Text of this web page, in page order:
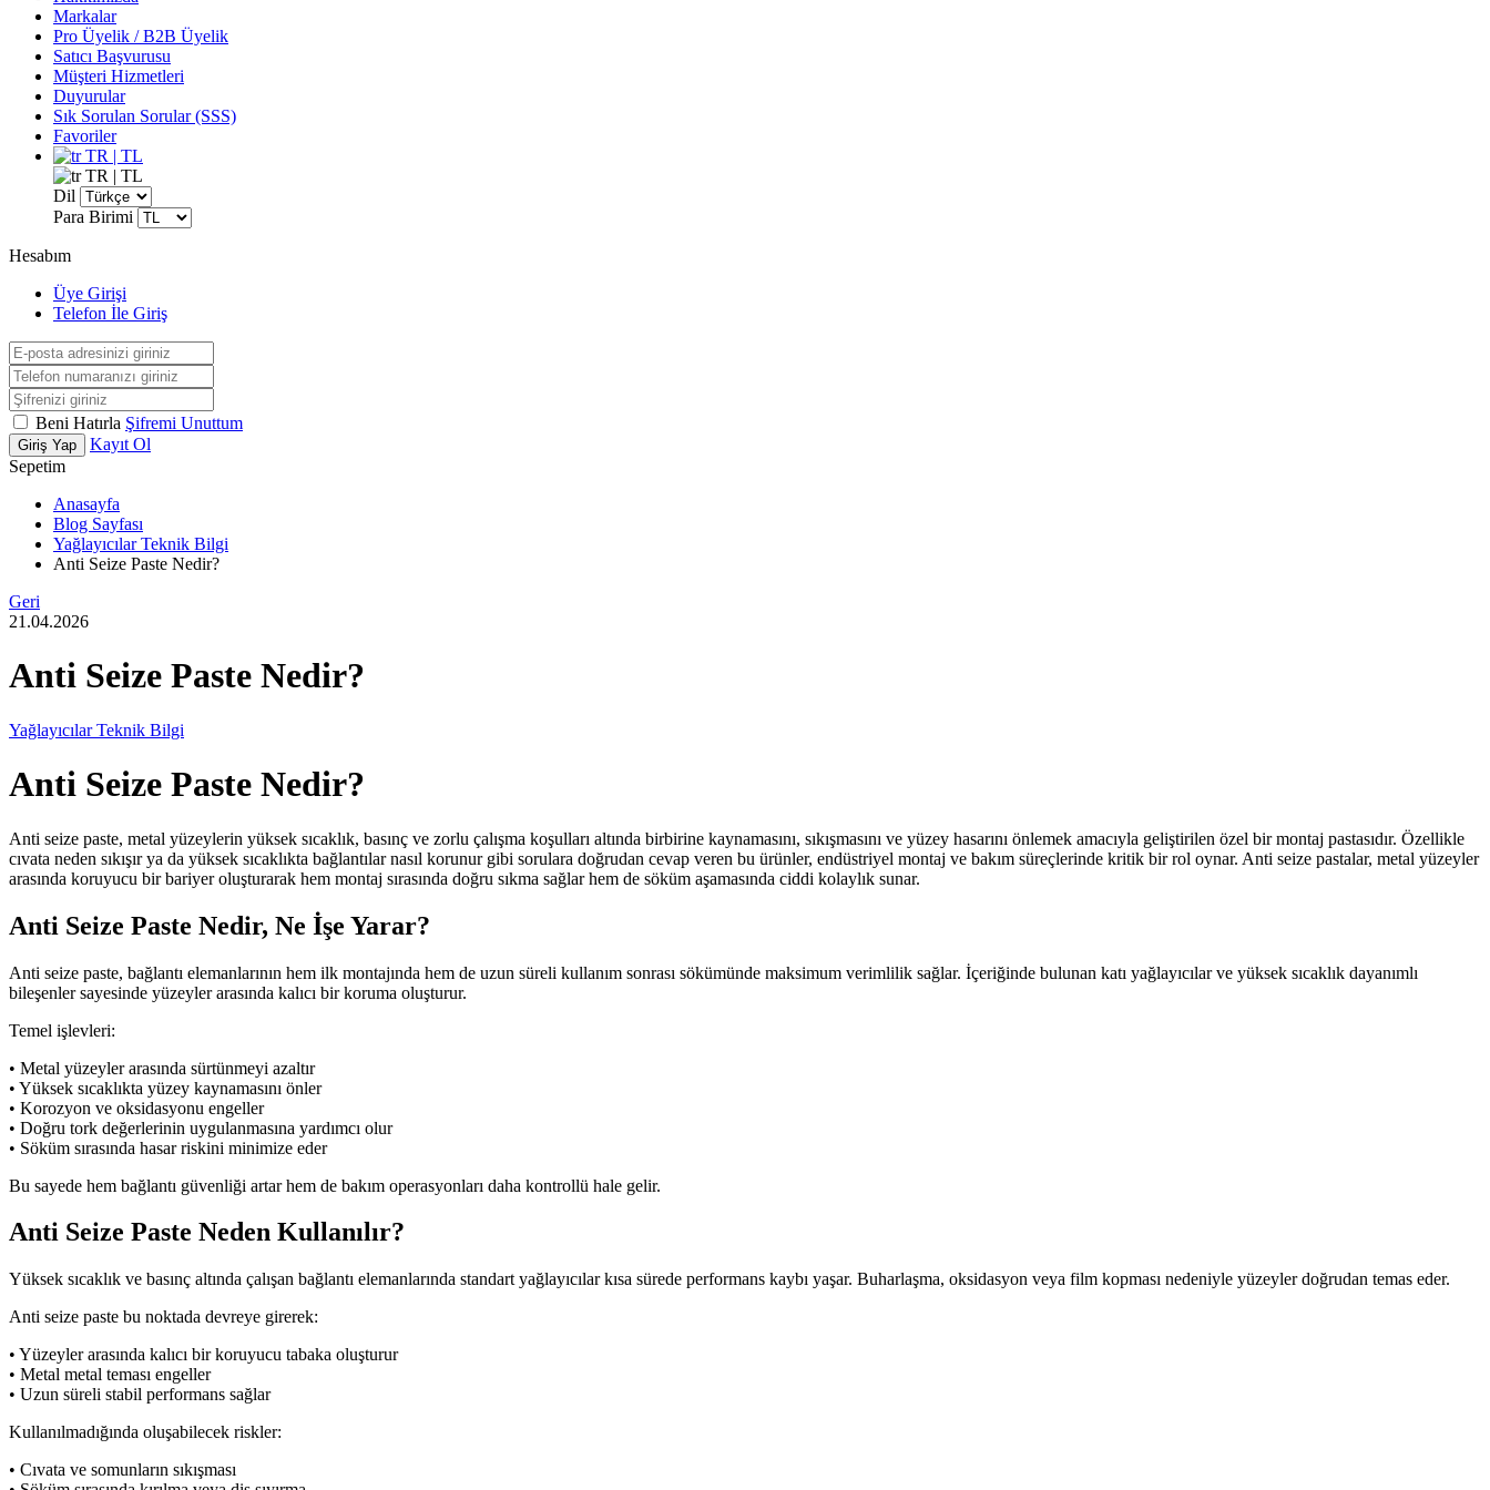
Markalar
Pro Üyelik / B2B Üyelik
Satıcı Başvurusu
Müşteri Hizmetleri
Duyurular
Sık Sorulan Sorular (SSS)
Favoriler
TR | TL
TR | TL
Dil
Para Birimi
Hesabım
Üye Girişi
Telefon İle Giriş
Beni Hatırla Şifremi Unuttum
Giriş Yap
Kayıt Ol
Sepetim
Anasayfa
Blog Sayfası
Yağlayıcılar Teknik Bilgi
Anti Seize Paste Nedir?
Geri
21.04.2026
Anti Seize Paste Nedir?
Yağlayıcılar Teknik Bilgi
Anti Seize Paste Nedir?
Anti seize paste, metal yüzeylerin yüksek sıcaklık, basınç ve zorlu çalışma koşulları altında birbirine kaynamasını, sıkışmasını ve yüzey hasarını önlemek amacıyla geliştirilen özel bir montaj pastasıdır. Özellikle
cıvata neden sıkışır ya da yüksek sıcaklıkta bağlantılar nasıl korunur gibi sorulara doğrudan cevap veren bu ürünler, endüstriyel montaj ve bakım süreçlerinde kritik bir rol oynar. Anti seize pastalar, metal yüzeyler
arasında koruyucu bir bariyer oluşturarak hem montaj sırasında doğru sıkma sağlar hem de söküm aşamasında ciddi kolaylık sunar.
Anti Seize Paste Nedir, Ne İşe Yarar?
Anti seize paste, bağlantı elemanlarının hem ilk montajında hem de uzun süreli kullanım sonrası sökümünde maksimum verimlilik sağlar. İçeriğinde bulunan katı yağlayıcılar ve yüksek sıcaklık dayanımlı
bileşenler sayesinde yüzeyler arasında kalıcı bir koruma oluşturur.
Temel işlevleri:
• Metal yüzeyler arasında sürtünmeyi azaltır
• Yüksek sıcaklıkta yüzey kaynamasını önler
• Korozyon ve oksidasyonu engeller
• Doğru tork değerlerinin uygulanmasına yardımcı olur
• Söküm sırasında hasar riskini minimize eder
Bu sayede hem bağlantı güvenliği artar hem de bakım operasyonları daha kontrollü hale gelir.
Anti Seize Paste Neden Kullanılır?
Yüksek sıcaklık ve basınç altında çalışan bağlantı elemanlarında standart yağlayıcılar kısa sürede performans kaybı yaşar. Buharlaşma, oksidasyon veya film kopması nedeniyle yüzeyler doğrudan temas eder.
Anti seize paste bu noktada devreye girerek:
• Yüzeyler arasında kalıcı bir koruyucu tabaka oluşturur
• Metal metal teması engeller
• Uzun süreli stabil performans sağlar
Kullanılmadığında oluşabilecek riskler:
• Cıvata ve somunların sıkışması